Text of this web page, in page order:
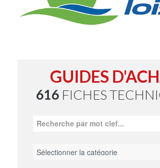
GUIDES
616 FICHES